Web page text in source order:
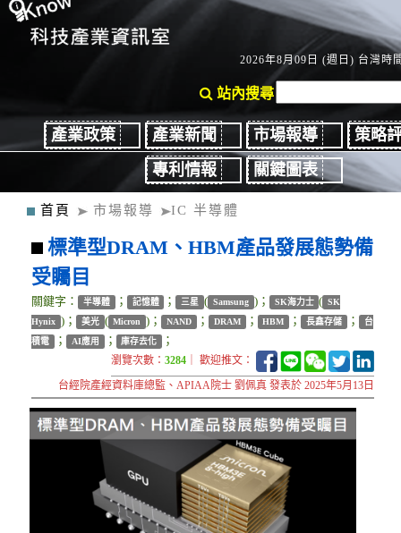
2026年8月09日 (週日) 台灣時
站內搜尋
產業政策 產業新聞 市場報導
策略
專利情報
關鍵圖表
首頁 市場報導 IC 半導體
標準型DRAM、HBM產品發展態勢備
受矚目
關鍵字： 半導體 ； 記憶體 ； 三星 ( Samsung )； SK海力士 ( SK
Hynix )； 美光 ( Micron )； NAND ； DRAM ； HBM ； 長鑫存儲 ；
台
積電 ； AI應用 ； 庫存去化 ；
瀏覽次數：3284 ｜ 歡迎推文：
台經院產經資料庫總監、APIAA院士 劉佩真 發表於 2025年5月13日